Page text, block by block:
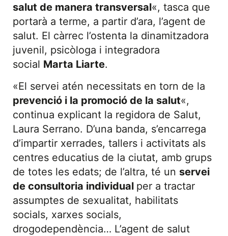
salut de manera transversal«, tasca que
portarà a terme, a partir d’ara, l’agent de
salut. El càrrec l’ostenta la dinamitzadora
juvenil, psicòloga i integradora
social Marta Liarte.
«El servei atén necessitats en torn de la
prevenció i la promoció de la salut«,
continua explicant la regidora de Salut,
Laura Serrano. D’una banda, s’encarrega
d’impartir xerrades, tallers i activitats als
centres educatius de la ciutat, amb grups
de totes les edats; de l’altra, té un servei
de consultoria individual per a tractar
assumptes de sexualitat, habilitats
socials, xarxes socials,
drogodependència… L’agent de salut